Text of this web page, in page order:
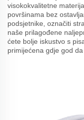
visokokvalitetne
površinama bez
podsjetnike, označiti
naše prilagođene
ćete bolje iskustvo s
primijećena gdje god da